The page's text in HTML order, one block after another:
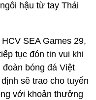
hậu từ tay Thái
SEA Games 29,
tục đón tin vui khi
bóng đá Việt
sẽ trao cho tuyển
với khoản thưởng